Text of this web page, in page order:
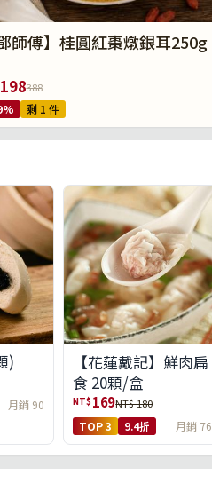
鄧師傅】桂圓紅棗燉銀耳250g
198388
剩 1 件
)
月銷 90
【花蓮戴記】鮮肉扁
食 20顆/盒
NT$ 169NT$ 180
TOP 3 9.4折 月銷 76